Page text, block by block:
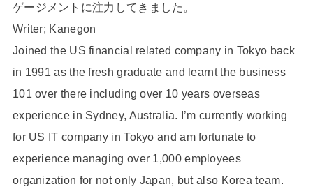
ゲージメントに注力してきました。
Writer; Kanegon
Joined the US financial related company in Tokyo back
in 1991 as the fresh graduate and learnt the business
101 over there including over 10 years overseas
experience in Sydney, Australia. I’m currently working
for US IT company in Tokyo and am fortunate to
experience managing over 1,000 employees
organization for not only Japan, but also Korea team.